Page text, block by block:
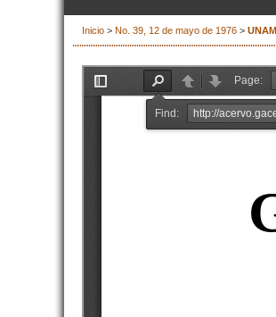
Inicio > No. 39, 12 de mayo de 1976 > UNAM